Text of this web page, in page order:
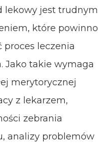
lekowy jest trudnym
które powinno
proces leczenia
Jako takie wymaga
merytorycznej
z lekarzem,
zebrania
analizy problemów